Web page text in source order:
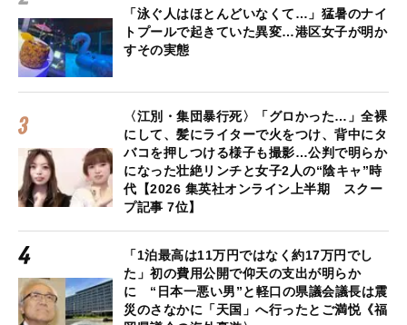
「泳ぐ人はほとんどいなくて…」猛暑のナイ
トプールで起きていた異変…港区女子が明か
すその実態
〈江別・集団暴行死〉「グロかった…」全裸
にして、髪にライターで火をつけ、背中にタ
バコを押しつける様子も撮影…公判で明らか
になった壮絶リンチと女子2人の“陰キャ”時
代【2026 集英社オンライン上半期 スクー
プ記事 7位】
「1泊最高は11万円ではなく約17万円でし
た」初の費用公開で仰天の支出が明らか
に “日本一悪い男”と軽口の県議会議長は震
災のさなかに「天国」へ行ったとご満悦《福